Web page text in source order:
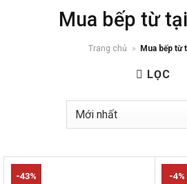
Mua bếp từ
Trang chủ » Mua bếp từ
LỌC
-43% -4%